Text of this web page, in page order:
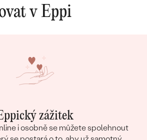
v Eppi
zážitek
i osobně se můžete spolehnout